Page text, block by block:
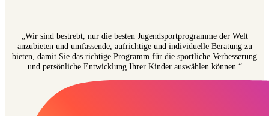
„Wir sind bestrebt, nur die besten Jugendsportprogramme der Welt
anzubieten und umfassende, aufrichtige und individuelle Beratung zu
bieten, damit Sie das richtige Programm für die sportliche Verbesserung
und persönliche Entwicklung Ihrer Kinder auswählen können.“